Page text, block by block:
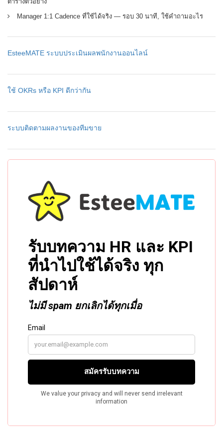
Manager 1:1 Cadence ที่ใช้ได้จริง — รอบ 30 นาที, ใช้คำถามอะไร
EsteeMATE ระบบประเมินผลพนักงานออนไลน์
ใช้ OKRs หรือ KPI ดีกว่ากัน
ระบบติดตามผลงานของทีมขาย